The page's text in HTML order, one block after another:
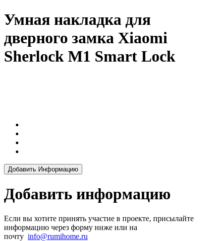
Умная накладка для
дверного замка Xiaomi
Sherlock M1 Smart Lock
Добавить Информацию
Добавить информацию
Если вы хотите принять участие в проекте, присылайте
информацию через форму ниже или на
почту info@rumihome.ru